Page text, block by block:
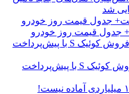
شد
جدول قیمت روز خودرو
ثبت‌نام جدید سایپا آغاز می‌شود؛ فروش کوئیک S با پیش‌پرداخت